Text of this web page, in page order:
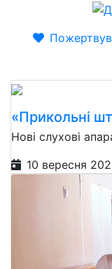
«Прикольні
Нові слухові
10 вересня